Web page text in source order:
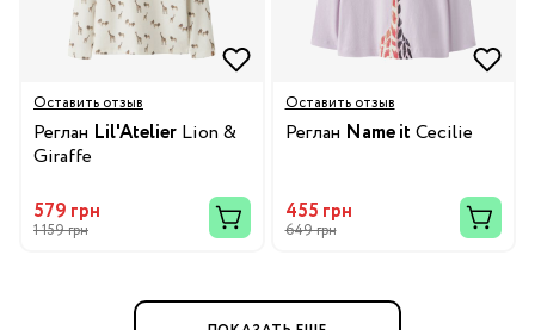
Оставить отзыв
Реглан Lil'Atelier Lion &
Giraffe
579 грн
1 159 грн
Оставить отзыв
Реглан Name it Cecilie
455 грн
649 грн